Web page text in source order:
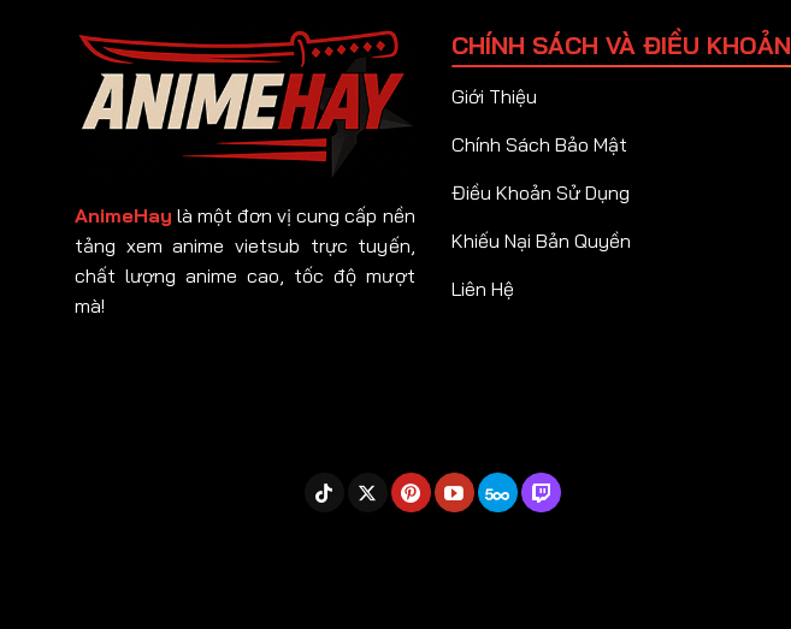
Tập 36
Tập 37
Tập 39
Tập 40
Tập 41
AnimeHay là một đơn vị cung cấp nền
tảng xem anime vietsub trực tuyến,
chất lượng anime cao, tốc độ mượt
mà!
CHÍNH SÁCH VÀ ĐIỀU KHOẢN
Giới Thiệu
Chính Sách Bảo Mật
Điều Khoản Sử Dụng
Khiếu Nại Bản Quyền
Liên Hệ